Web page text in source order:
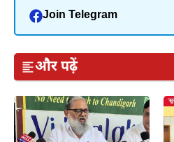
Join Telegram
और पढ़ें